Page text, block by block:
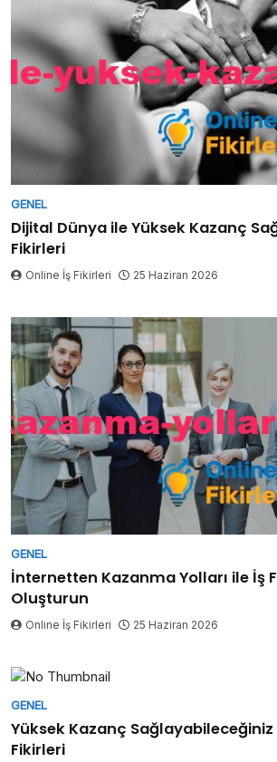
GENEL
Dijital Dünya ile Yüksek Kazanç
Fikirleri
Online İş Fikirleri 25 Haziran 2026
GENEL
İnternetten Kazanma Yolları ile İş
Oluşturun
Online İş Fikirleri 25 Haziran 2026
GENEL
Yüksek Kazanç Sağlayabileceğiniz
Fikirleri